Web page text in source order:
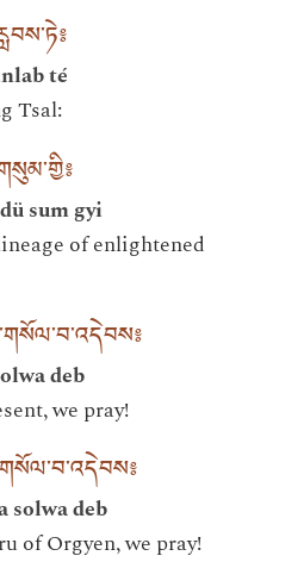
té
Tsal:
sum gyi
of enlightened
deb
we pray!
solwa deb
of Orgyen, we pray!